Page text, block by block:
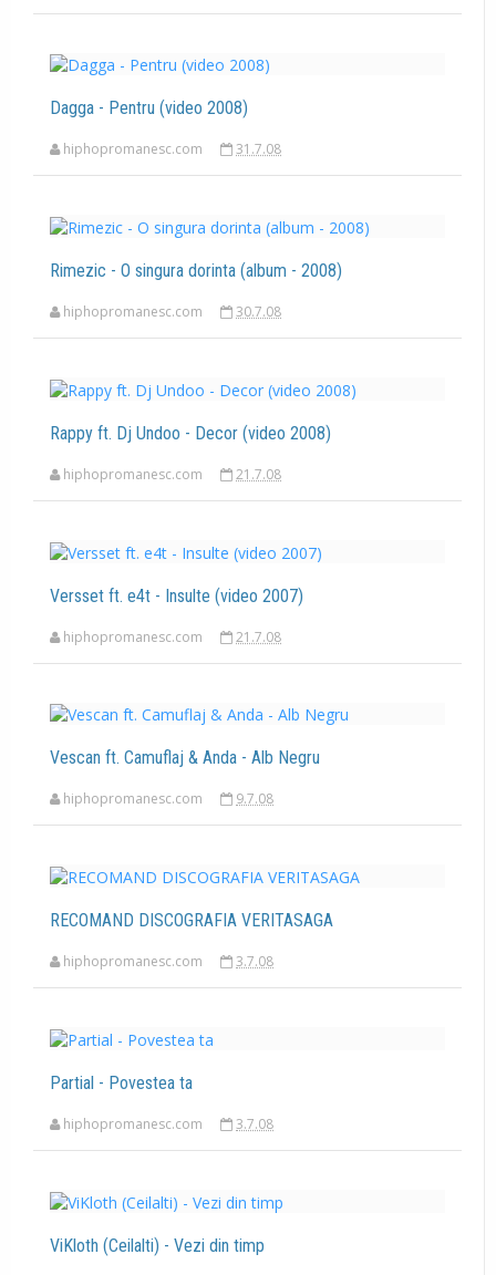
Dagga - Pentru (video 2008)
hiphopromanesc.com 31.7.08
Rimezic - O singura dorinta (album - 2008)
hiphopromanesc.com 30.7.08
Rappy ft. Dj Undoo - Decor (video 2008)
hiphopromanesc.com 21.7.08
Versset ft. e4t - Insulte (video 2007)
hiphopromanesc.com 21.7.08
Vescan ft. Camuflaj & Anda - Alb Negru
hiphopromanesc.com 9.7.08
RECOMAND DISCOGRAFIA VERITASAGA
hiphopromanesc.com 3.7.08
Partial - Povestea ta
hiphopromanesc.com 3.7.08
ViKloth (Ceilalti) - Vezi din timp